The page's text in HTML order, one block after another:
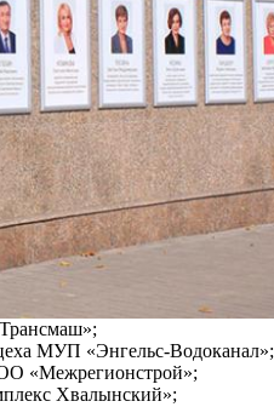
МУП «Энгельс-Водоканал»;
«Межрегионстрой»;
Хвалынский»;